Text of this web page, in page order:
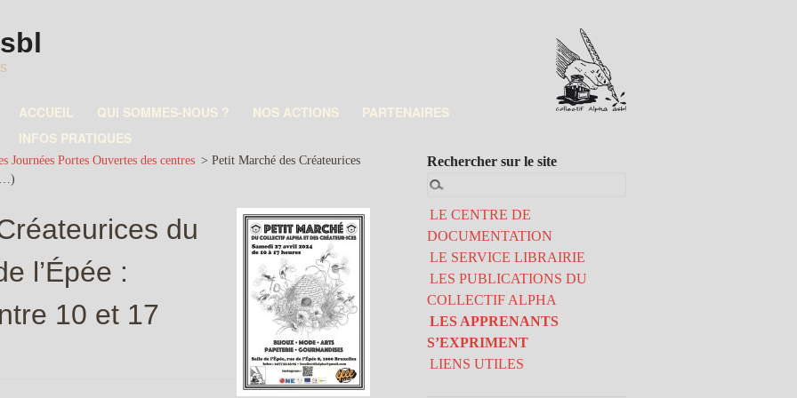
ACCUEIL QUI SOMMES-NOUS ? NOS ACTIONS
PARTENAIRES
INFOS PRATIQUES
Journées Portes Ouvertes des centres > Petit Marché des Créateurices
du
l’Épée :
10 et 17
LE CENTRE DE
DOCUMENTATION
LE SERVICE LIBRAIRIE
LES PUBLICATIONS DU
COLLECTIF ALPHA
LES APPRENANTS
S’EXPRIMENT
LIENS UTILES
Rechercher sur le site